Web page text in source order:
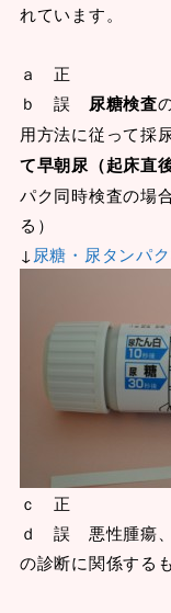
れています。
ａ 正
ｂ 誤 尿糖検査
用方法に従って採
て早朝尿（起床直
パク同時検査の場
る）
↓ 尿糖・尿タンパ
ｃ 正
ｄ 誤 悪性腫瘍、
の診断に関係する